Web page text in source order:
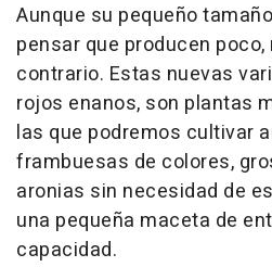
Aunque su pequeño
pensar que producen
contrario. Estas nuevas
rojos enanos, son plantas
las que podremos cultivar
frambuesas de colores,
aronias sin necesidad de
una pequeña maceta de
capacidad.